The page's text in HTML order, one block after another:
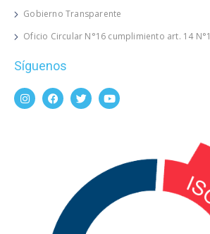
Gobierno Transparente
Oficio Circular N°16 cumplimiento art. 14 N°1
Síguenos